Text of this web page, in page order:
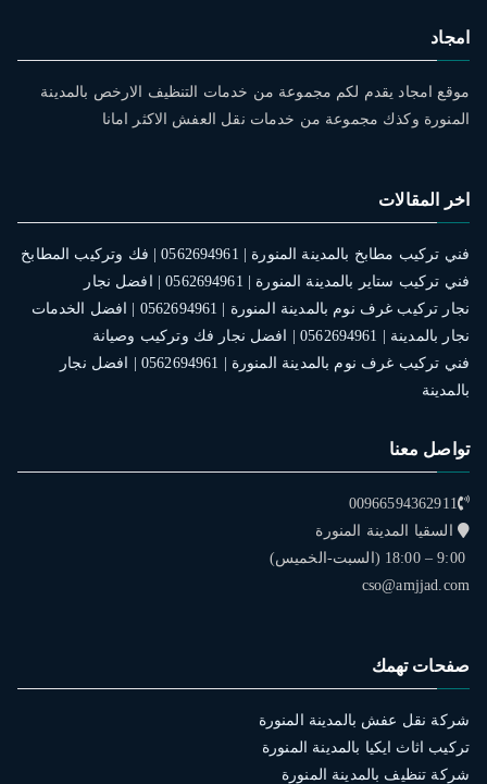
امجاد
موقع امجاد يقدم لكم مجموعة من خدمات التنظيف الارخص بالمدينة
المنورة وكذك مجموعة من خدمات نقل العفش الاكثر امانا
اخر المقالات
فني تركيب مطابخ بالمدينة المنورة | 0562694961 | فك وتركيب المطابخ
فني تركيب ستاير بالمدينة المنورة | 0562694961 | افضل نجار
نجار تركيب غرف نوم بالمدينة المنورة | 0562694961 | افضل الخدمات
نجار بالمدينة | 0562694961 | افضل نجار فك وتركيب وصيانة
فني تركيب غرف نوم بالمدينة المنورة | 0562694961 | افضل نجار
بالمدينة
تواصل معنا
00966594362911
السقيا المدينة المنورة
9:00 – 18:00 (السبت-الخميس)
cso@amjjad.com
صفحات تهمك
شركة نقل عفش بالمدينة المنورة
تركيب اثاث ايكيا بالمدينة المنورة
شركة تنظيف بالمدينة المنورة